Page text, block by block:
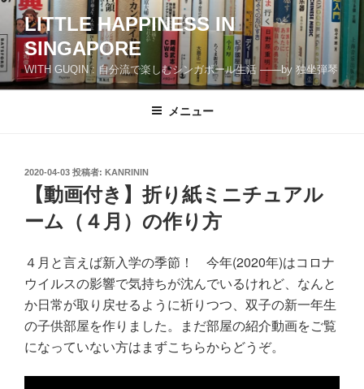
テ
ン
ツ
LITTLE HAPPINESS IN
SINGAPORE
WITH GUQIN : 自分流で楽しむシンガポール生活 ――by 独坐弾琴
メニュー
投
2020-04-03 投稿者: KANRININ
【動画付き】折り紙ミニチュアル
ーム（４月）の作り方
４月と言えば新入学の季節！ 今年(2020年)はコロナ
ウイルスの影響で気持ちが沈んでいるけれど、なんと
か日常が取り戻せるように祈りつつ、双子の新一年生
の子供部屋を作りました。まだ部屋の紹介動画をご覧
になっていない方はまずこちらからどうぞ。